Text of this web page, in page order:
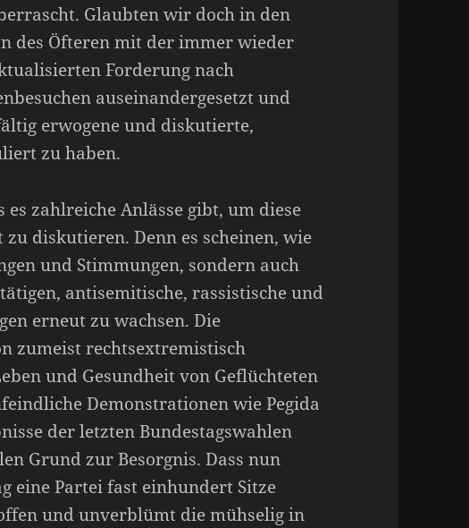
Glaubten wir doch in den
des Öfteren mit der immer wieder
Forderung nach
auseinandergesetzt und
erwogene und diskutierte,
zu haben.
zahlreiche Anlässe gibt, um diese
diskutieren. Denn es scheinen, wie
und Stimmungen, sondern auch
antisemitische, rassistische und
erneut zu wachsen. Die
zumeist rechtsextremistisch
und Gesundheit von Geflüchteten
Demonstrationen wie Pegida
der letzten Bundestagswahlen
Grund zur Besorgnis. Dass nun
eine Partei fast einhundert Sitze
und unverblümt die mühselig in